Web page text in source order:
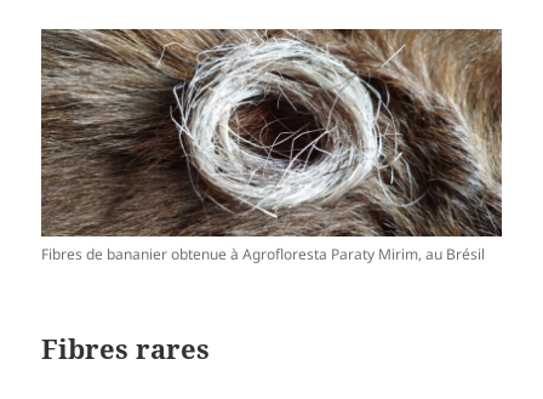
Fibres de bananier obtenue à Agrofloresta Paraty Mirim, au Brésil
Fibres rares